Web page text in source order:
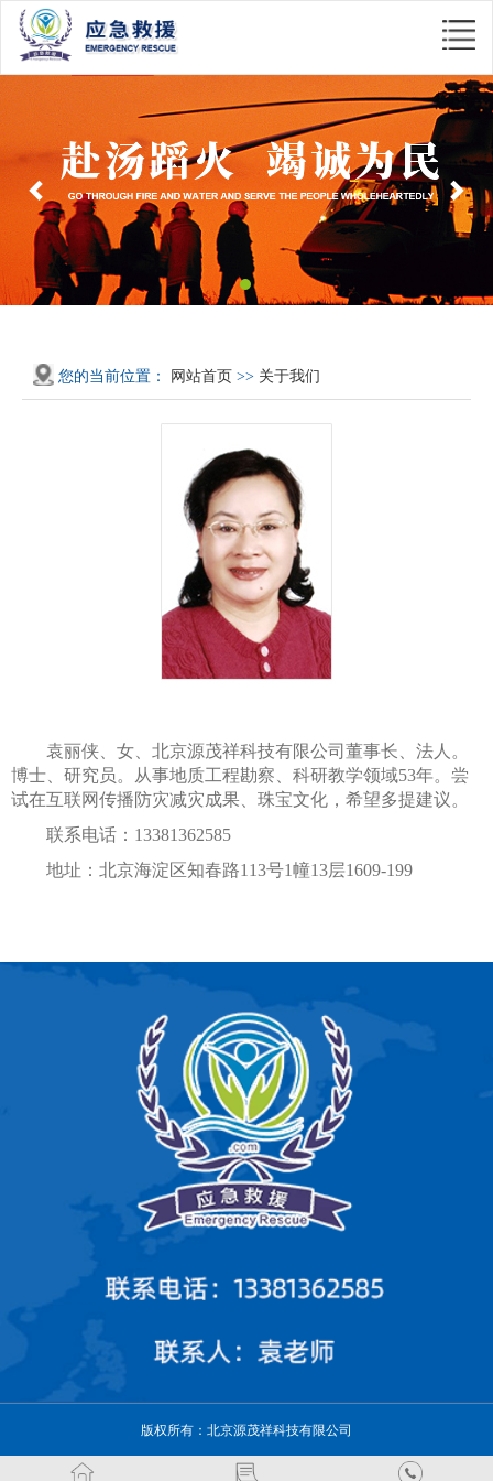
Previous
您的当前位置： 网站首页 >> 关于我们
袁丽侠、女、北京源茂祥科技有限公司董事长、法人。
博士、研究员。从事地质工程勘察、科研教学领域53年。尝
试在互联网传播防灾减灾成果、珠宝文化，希望多提建议。
联系电话：13381362585
地址：北京海淀区知春路113号1幢13层1609-199
版权所有：北京源茂祥科技有限公司